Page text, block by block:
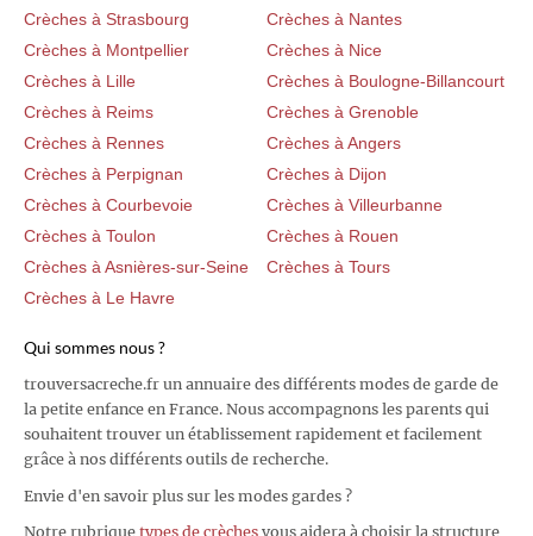
Crèches à Strasbourg
Crèches à Nantes
Crèches à Montpellier
Crèches à Nice
Crèches à Lille
Crèches à Boulogne-Billancourt
Crèches à Reims
Crèches à Grenoble
Crèches à Rennes
Crèches à Angers
Crèches à Perpignan
Crèches à Dijon
Crèches à Courbevoie
Crèches à Villeurbanne
Crèches à Toulon
Crèches à Rouen
Crèches à Asnières-sur-Seine
Crèches à Tours
Crèches à Le Havre
Qui sommes nous ?
trouversacreche.fr un annuaire des différents modes de garde de
la petite enfance en France. Nous accompagnons les parents qui
souhaitent trouver un établissement rapidement et facilement
grâce à nos différents outils de recherche.
Envie d'en savoir plus sur les modes gardes ?
Notre rubrique types de crèches vous aidera à choisir la structure